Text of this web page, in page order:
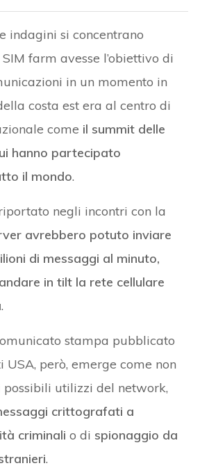
indagini si concentrano
farm avesse l’obiettivo di
in un momento in
costa est era al centro di
come il summit delle
hanno partecipato
il mondo.
negli incontri con la
avrebbero potuto inviare
di messaggi al minuto,
in tilt la rete cellulare
.
stampa pubblicato
però, emerge come non
possibili utilizzi del network,
crittografati a
criminali o di spionaggio da
.